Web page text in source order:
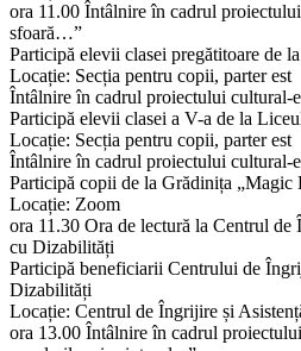
ora 11.00 Întâlnire în cadrul
sfoară…”
Participă elevii clasei pregătitoare de
Locație: Secția pentru copii, parter est
Întâlnire în cadrul proiectului cultural-
Participă elevii clasei a V-a de la
Locație: Secția pentru copii, parter est
Întâlnire în cadrul proiectului
Participă copii de la Grădinița „Magic
Locație: Zoom
ora 11.30 Ora de lectură la Centrul
cu Dizabilități
Participă beneficiarii Centrului de
Dizabilități
Locație: Centrul de Îngrijire și
ora 13.00 Întâlnire în cadrul